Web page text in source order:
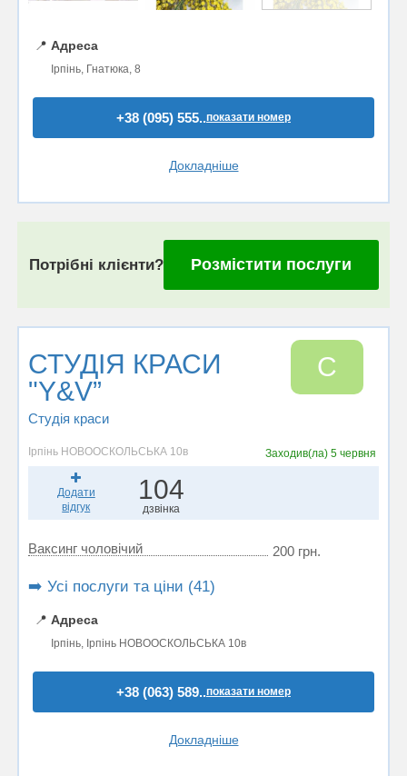
📍 Адреса
Ірпінь, Гнатюка, 8
+38 (095) 555..показати номер
Докладніше
Потрібні клієнти? Розмістити послуги
СТУДІЯ КРАСИ
"Y&V”
Студія краси
С
Ірпінь НОВООСКОЛЬСЬКА 10в Заходив(ла) 5 червня
Додати
відгук
104
дзвінка
Ваксинг чоловічий 200 грн.
➡️ Усі послуги та ціни (41)
📍 Адреса
Ірпінь, Ірпінь НОВООСКОЛЬСЬКА 10в
+38 (063) 589..показати номер
Докладніше